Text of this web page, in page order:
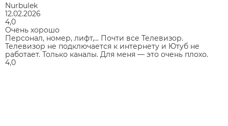
Nurbulek
12.02.2026
4,0
Очень хорошо
Персонал, номер, лифт,... Почти все Телевизор.
Телевизор не подключается к интернету и Ютуб не
работает. Только каналы. Для меня — это очень плохо.
4,0